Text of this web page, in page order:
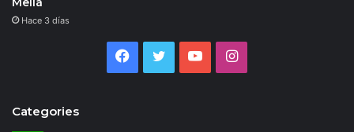
Hace 3 días
Facebook
TwitterYouTubeInstagram
Categories